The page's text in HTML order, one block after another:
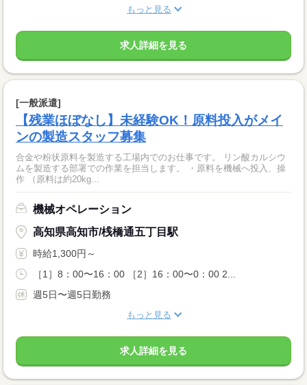
もっと見る
求人詳細を見る
[一般派遣]
【残業ほぼなし】未経験OK！原料投入がメイ
ンの製造スタッフ募集
合金や粉状原料を製造する工場内でのお仕事です。 リン酸カルシウ
ムを製造する部署での作業を担当します。 ・原料を機械へ投入、操
作 （原料は約20kg...
機械オペレーション
高知県高知市/桟橋通五丁目駅
時給1,300円～
［1］8：00〜16：00 ［2］16：00〜0：00 2...
週5日〜週5日勤務
もっと見る
求人詳細を見る